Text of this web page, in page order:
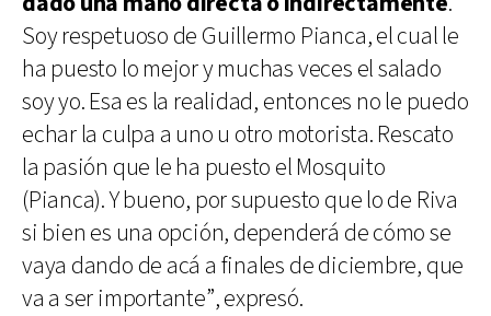
Soy respetuoso de Guillermo Pianca, el cual le
ha puesto lo mejor y muchas veces el salado
soy yo. Esa es la realidad, entonces no le puedo
echar la culpa a uno u otro motorista. Rescato
la pasión que le ha puesto el Mosquito
(Pianca). Y bueno, por supuesto que lo de Riva
si bien es una opción, dependerá de cómo se
vaya dando de acá a finales de diciembre, que
va a ser importante”, expresó.